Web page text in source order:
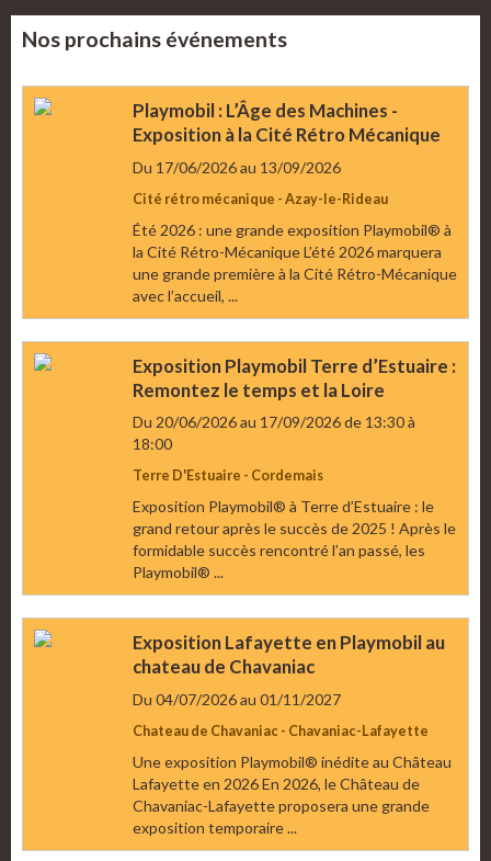
Nos prochains événements
Playmobil : L’Âge des Machines -
Exposition à la Cité Rétro Mécanique
Du 17/06/2026au 13/09/2026
Cité rétro mécanique - Azay-le-Rideau
Été 2026 : une grande exposition Playmobil® à
la Cité Rétro-Mécanique L’été 2026 marquera
une grande première à la Cité Rétro-Mécanique
avec l’accueil, ...
Exposition Playmobil Terre d’Estuaire :
Remontez le temps et la Loire
Du 20/06/2026au 17/09/2026de 13:30à
18:00
Terre D'Estuaire - Cordemais
Exposition Playmobil® à Terre d’Estuaire : le
grand retour après le succès de 2025 ! Après le
formidable succès rencontré l’an passé, les
Playmobil® ...
Exposition Lafayette en Playmobil au
chateau de Chavaniac
Du 04/07/2026au 01/11/2027
Chateau de Chavaniac - Chavaniac-Lafayette
Une exposition Playmobil® inédite au Château
Lafayette en 2026 En 2026, le Château de
Chavaniac-Lafayette proposera une grande
exposition temporaire ...